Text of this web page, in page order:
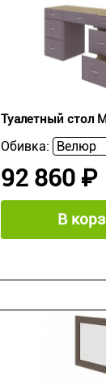
Туалетный стол
Обивка:
92 860 ₽
В